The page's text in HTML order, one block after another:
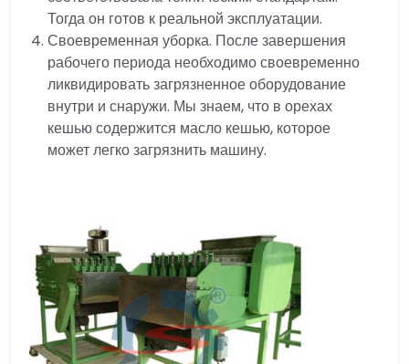
Тогда он готов к реальной эксплуатации.
Своевременная уборка. После завершения
рабочего периода необходимо своевременно
ликвидировать загрязненное оборудование
внутри и снаружи. Мы знаем, что в орехах
кешью содержится масло кешью, которое
может легко загрязнить машину.